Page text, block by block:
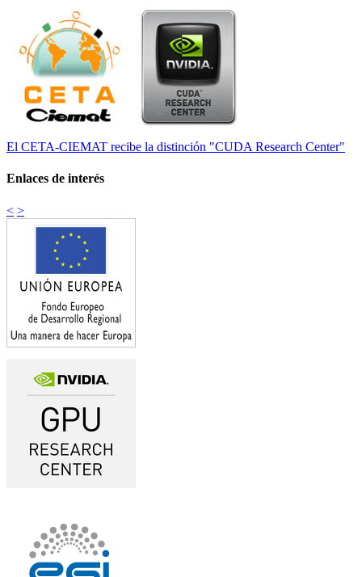
El CETA-CIEMAT recibe la distinción "CUDA Research Center"
Enlaces de interés
< >